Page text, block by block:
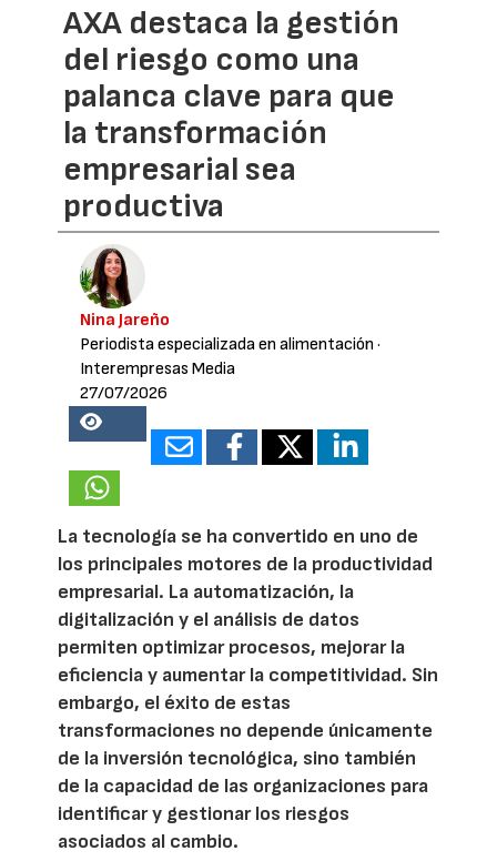
AXA destaca la gestión
del riesgo como una
palanca clave para que
la transformación
empresarial sea
productiva
Nina Jareño
Periodista especializada en alimentación ·
Interempresas Media
27/07/2026
16823
La tecnología se ha convertido en uno de
los principales motores de la productividad
empresarial. La automatización, la
digitalización y el análisis de datos
permiten optimizar procesos, mejorar la
eficiencia y aumentar la competitividad. Sin
embargo, el éxito de estas
transformaciones no depende únicamente
de la inversión tecnológica, sino también
de la capacidad de las organizaciones para
identificar y gestionar los riesgos
asociados al cambio.